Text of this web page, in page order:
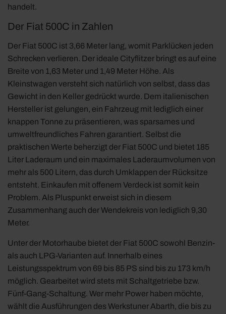
handelt.
Der Fiat 500C in Zahlen
Der Fiat 500C ist 3,66 Meter lang, womit Parklücken jeden
Schrecken verlieren. Der ideale Cityflitzer bringt es auf eine
Breite von 1,63 Meter und 1,49 Meter Höhe. Als
Kleinstwagen versteht sich natürlich von selbst, dass das
Gewicht in den Keller gedrückt wurde. Dem italienischen
Hersteller ist gelungen, ein Fahrzeug mit lediglich einer
knappen Tonne zu präsentieren, was sparsames und
umweltfreundliches Fahren garantiert. Selbst die
praktischen Werte beherzigt der Fiat 500C und bietet 185
Liter Laderaum und ein maximales Laderaumvolumen von
mehr als 500 Litern, das durch Umklappen der Rücksitze
entsteht. Einkaufen mit offenem Verdeck ist somit kein
Problem. Als Pluspunkt erweist sich in diesem
Zusammenhang auch der Wendekreis von lediglich 9,30
Meter.
Unter der Motorhaube bietet der Fiat 500C sowohl Benzin-
als auch LPG-Varianten auf. Innerhalb eines
Leistungsspektrum von 69 bis 85 PS sind bis zu 173 km/h
möglich. Gearbeitet wird stets mit Schaltgetriebe bzw.
Fünf-Gang-Schaltung. Wer mehr Power haben möchte,
wählt die Ausführungen des Werkstuner Abarth, die bis zu